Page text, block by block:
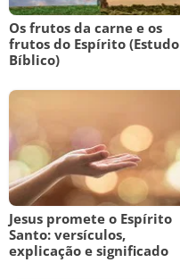
Os frutos da carne e os
frutos do Espírito (Estudo
Bíblico)
Jesus promete o Espírito
Santo: versículos,
explicação e significado